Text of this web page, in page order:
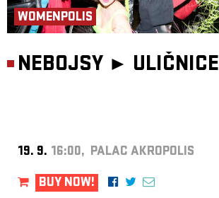
WOMENPOLIS
NEBOJSY ► ULIČNICE
19. 9. 16:00, PALAC AKROPOLIS
BUY NOW!